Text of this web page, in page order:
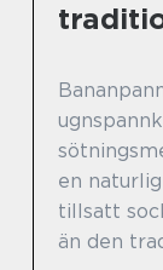
en
tillsatt
än den